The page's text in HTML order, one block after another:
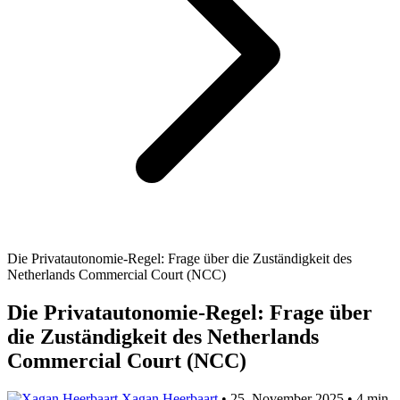
Die Privatautonomie-Regel: Frage über die Zuständigkeit des
Netherlands Commercial Court (NCC)
Die Privatautonomie-Regel: Frage über
die Zuständigkeit des Netherlands
Commercial Court (NCC)